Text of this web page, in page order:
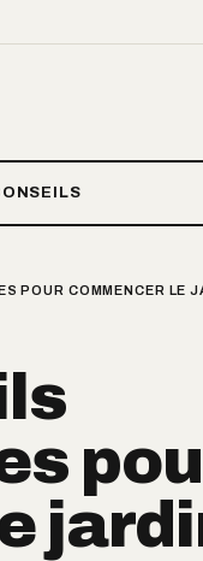
POUR COMMENCER LE